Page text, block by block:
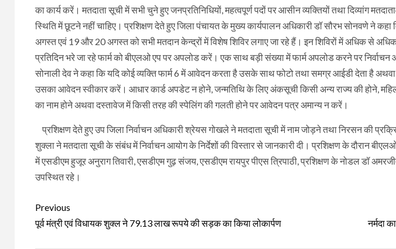
का कार्य करें। मतदाता सूची में सभी चुने हुए जनप्रतिनिधियों, महत्वपूर्ण पदों पर आसीन व्यक्तियों तथा दिव्यांग
स्थिति में छूटने नहीं चाहिए। प्रशिक्षण देते हुए जिला पंचायत के मुख्य कार्यपालन अधिकारी डॉ सौरभ सोनवणे ने
अगस्त एवं 19 और 20 अगस्त को सभी मतदान केन्द्रों में विशेष शिविर लगाए जा रहे हैं। इन शिविरों में अधिक से
प्रतिदिन भरे जा रहे फार्म को बीएलओ एप पर अपलोड करें। एक साथ बड़ी संख्या में फार्म अपलोड करने पर
सोनाली देव ने कहा कि यदि कोई व्यक्ति फार्म 6 में आवेदन करता है उसके साथ फोटो तथा समग्र आईडी देता है
उसका आवेदन स्वीकार करें। आधार कार्ड अपडेट न होने, जन्मतिथि के लिए अंकसूची किसी अन्य राज्य की होने,
का नाम होने अथवा दस्तावेज में किसी तरह की स्पेलिंग की गलती होने पर आवेदन पत्र अमान्य न करें।
प्रशिक्षण देते हुए उप जिला निर्वाचन अधिकारी श्रेयस गोखले ने मतदाता सूची में नाम जोड़ने तथा निरसन की
शुक्ला ने मतदाता सूची के संबंध में निर्वाचन आयोग के निर्देशों की विस्तार से जानकारी दी। प्रशिक्षण के दौरान
में एसडीएम हुजूर अनुराग तिवारी, एसडीएम गुढ़ संजय, एसडीएम रायपुर पीएस त्रिपाठी, प्रशिक्षण के नोडल डॉ
उपस्थित रहे।
Continue
Reading
Previous
पूर्व मंत्री एवं विधायक शुक्ल ने 79.13 लाख रूपये की सड़क का किया लोकार्पण
नर्मदा